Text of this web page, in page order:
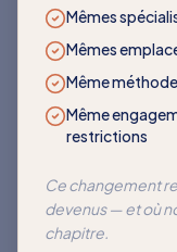
Mêmes
Mêmes
Même
Même
restrictions
Ce changement
devenus — et où
chapitre.
LES PLUS
Des
Rejoignez
réussi à